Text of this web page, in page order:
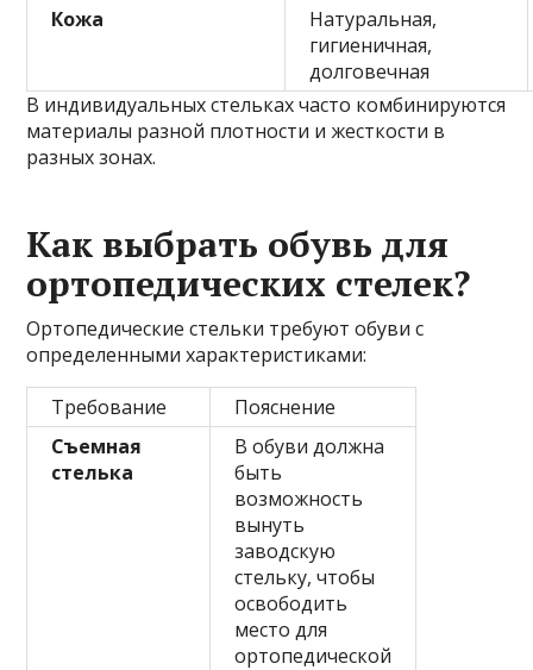
Кожа
Натуральная,
гигиеничная,
долговечная
В индивидуальных стельках часто комбинируются
материалы разной плотности и жесткости в
разных зонах.
Как выбрать обувь для
ортопедических стелек?
Ортопедические стельки требуют обуви с
определенными характеристиками:
Требование
Пояснение
Съемная
стелька
В обуви должна
быть
возможность
вынуть
заводскую
стельку, чтобы
освободить
место для
ортопедической